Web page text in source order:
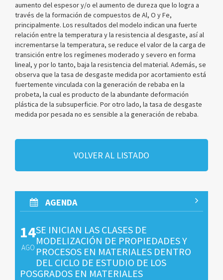
aumento del espesor y/o el aumento de dureza que lo logra a
través de la formación de compuestos de Al, O y Fe,
principalmente. Los resultados del modelo indican una fuerte
relación entre la temperatura y la resistencia al desgaste, así al
incrementarse la temperatura, se reduce el valor de la carga de
transición entre los regímenes moderado y severo en forma
lineal, y por lo tanto, baja la resistencia del material. Además, se
observa que la tasa de desgaste medida por acortamiento está
fuertemente vinculada con la generación de rebaba en la
probeta, la cual es producto de la abundante deformación
plástica de la subsuperficie. Por otro lado, la tasa de desgaste
medida por pesada no es sensible a la generación de rebaba.
VOLVER AL LISTADO
AGENDA
14
AGO
SE INICIAN LAS CLASES DE
MODELIZACIÓN DE PROPIEDADES Y
PROCESOS EN MATERIALES DENTRO
DEL CICLO DE ESTUDIO DE LOS
POSGRADOS EN MATERIALES